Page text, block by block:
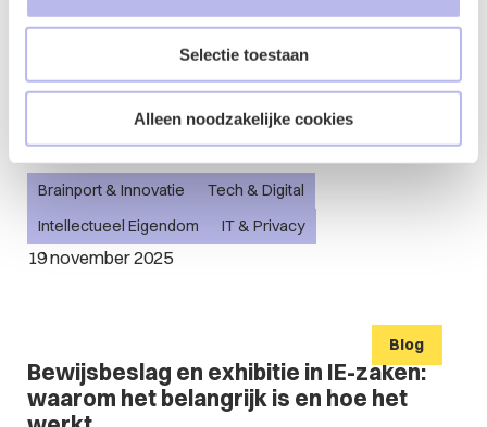
Selectie toestaan
Alleen noodzakelijke cookies
Update over het gebruik van
beschermde content in generatieve AI
19 november 2025
Brainport & Innovatie
Tech & Digital
Intellectueel Eigendom
IT & Privacy
Blog
Bewijsbeslag en exhibitie in IE-zaken:
waarom het belangrijk is en hoe het
Blog